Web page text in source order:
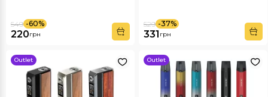
220грн
549 -60%
331 грн
529 -37%
Outlet Outlet